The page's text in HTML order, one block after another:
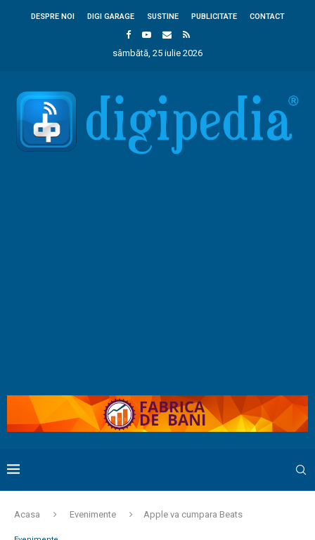
DESPRE NOI DIGI GARAGE SUSTINE PUBLICITATE CONTACT
sâmbătă, 25 iulie 2026
Acasa Evenimente Apple va cumpara Beats